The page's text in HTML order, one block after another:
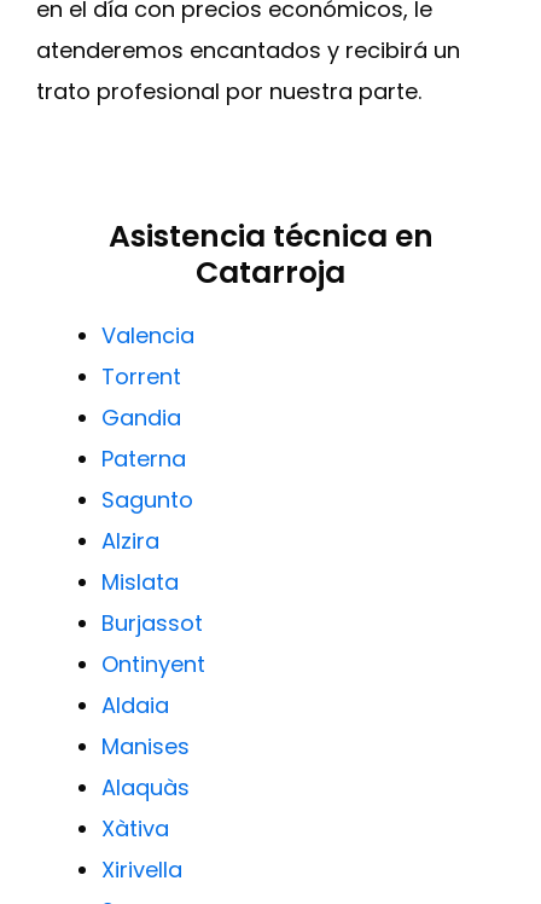
en el día con precios económicos, le
atenderemos encantados y recibirá un
trato profesional por nuestra parte.
Asistencia técnica en
Catarroja
Valencia
Torrent
Gandia
Paterna
Sagunto
Alzira
Mislata
Burjassot
Ontinyent
Aldaia
Manises
Alaquàs
Xàtiva
Xirivella